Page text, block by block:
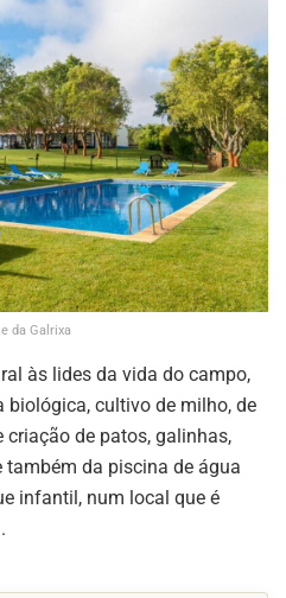
da Galrixa
às lides da vida do campo,
biológica, cultivo de milho, de
criação de patos, galinhas,
da piscina de água
infantil, num local que é